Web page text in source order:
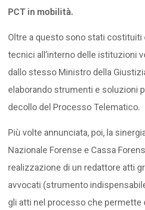
PCT in mobilità.
Oltre a questo sono stati costituiti
tecnici all’interno delle istituzioni
dallo stesso Ministro della
elaborando strumenti e soluzioni
decollo del Processo Telematico.
Più volte annunciata, poi, la
Nazionale Forense e Cassa
realizzazione di un redattore atti
avvocati (strumento
gli atti nel processo che permette